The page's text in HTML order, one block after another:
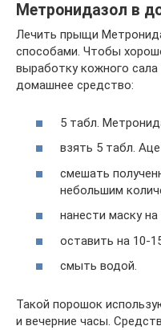
Метронидазол в
Лечить прыщи
способами. Чтобы
выработку кожного
домашнее средство:
5 табл.
взять 5 табл.
смешать
небольшим
нанести маску
оставить на 10-
смыть водой.
Такой порошок
и вечерние часы.